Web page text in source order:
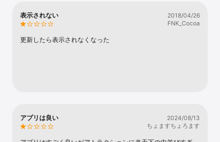
表示されない
2018/04/26
FNK_Cocoa
更新したら表示されなくなった
アプリは良い
2024/08/13
ちょますちょろます